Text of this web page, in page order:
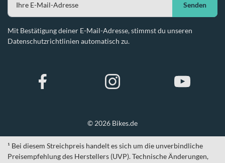
Senden
Mit Bestätigung deiner E-Mail-Adresse, stimmst du unseren
Datenschutzrichtlinien automatisch zu.
© 2026 Bikes.de
¹ Bei diesem Streichpreis handelt es sich um die unverbindliche
Preisempfehlung des Herstellers (UVP). Technische Änderungen,